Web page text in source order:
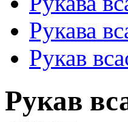
Рукава
Рукав
Рукав